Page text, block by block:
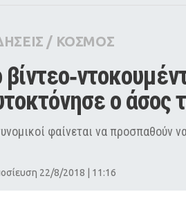
Culture
/ ΚΟΣΜΟΣ
ο άσος
φαίνεται να προσπαθούν
22/8/2018 | 11:16